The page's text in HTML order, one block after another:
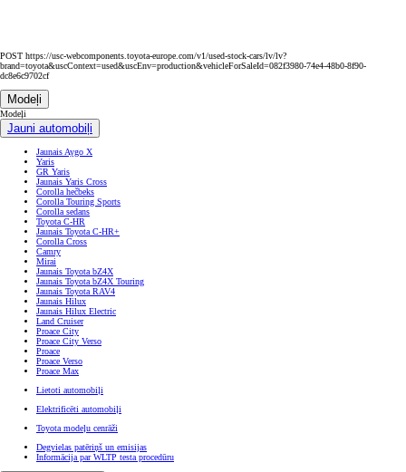
POST https://usc-webcomponents.toyota-europe.com/v1/used-stock-cars/lv/lv?
brand=toyota&uscContext=used&uscEnv=production&vehicleForSaleId=082f3980-74e4-48b0-8f90-
dc8e6c9702cf
Modeļi
Modeļi
Jauni automobiļi
Jaunais Aygo X
Yaris
GR Yaris
Jaunais Yaris Cross
Corolla hečbeks
Corolla Touring Sports
Corolla sedans
Toyota C-HR
Jaunais Toyota C-HR+
Corolla Cross
Camry
Mirai
Jaunais Toyota bZ4X
Jaunais Toyota bZ4X Touring
Jaunais Toyota RAV4
Jaunais Hilux
Jaunais Hilux Electric
Land Cruiser
Proace City
Proace City Verso
Proace
Proace Verso
Proace Max
Lietoti automobiļi
Elektrificēti automobiļi
Toyota modeļu cenrāži
Degvielas patēriņš un emisijas
Informācija par WLTP testa procedūru